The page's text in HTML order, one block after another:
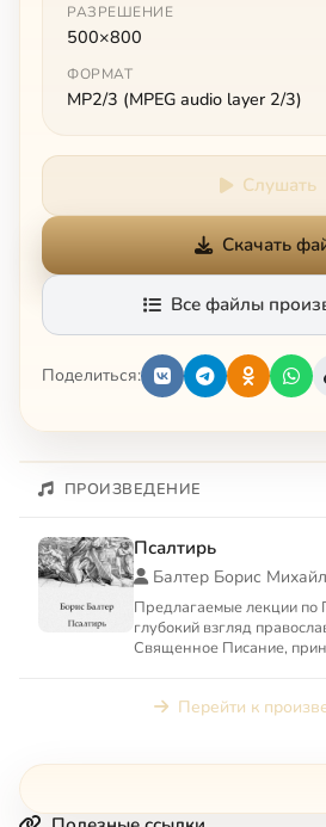
РАЗРЕШЕНИЕ
500×800
ФОРМАТ
MP2/3 (MPEG audio layer 2/3)
Слушать
Скачать
Все файлы
Поделиться:
ПРОИЗВЕДЕНИЕ
Псалтирь
Балтер Борис
Предлагаемые лекции
глубокий взгляд
Священное Писание,
Перейти к